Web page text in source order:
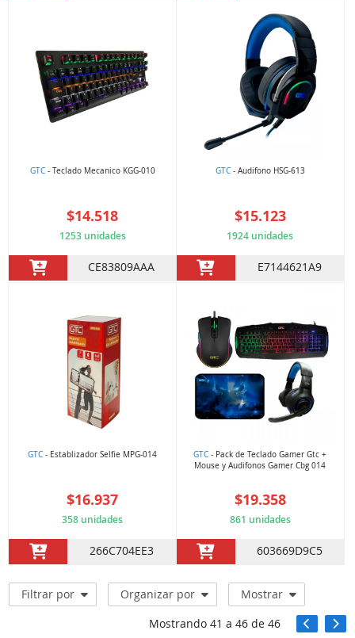
GTC- Teclado Mecanico KGG-010
$14.518
1253 unidades
CE83809AAA
GTC- Audifono HSG-613
$15.123
1924 unidades
E7144621A9
GTC - Establizador Selfie MPG-014
$16.937
358 unidades
266C704EE3
GTC - Pack de Teclado Gamer Gtc +
Mouse y Audifonos Gamer Cbg 014
$19.358
861 unidades
603669D9C5
Filtrar por Organizar por
Mostrar
Mostrando 41 a 46de 46